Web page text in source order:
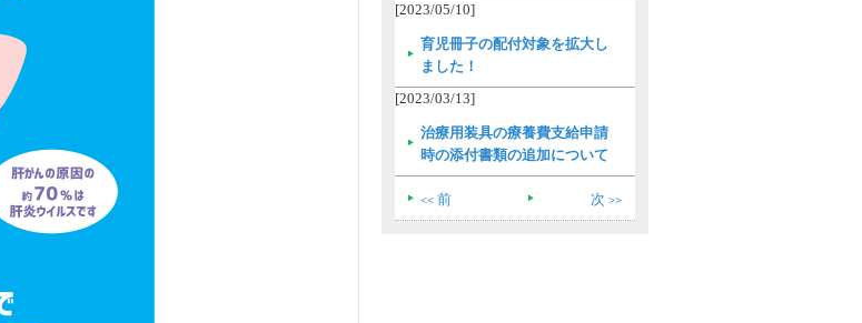
[2023/05/10]
育児冊子の配付対象を拡大し
ました！
[2023/03/13]
治療用装具の療養費支給申請
時の添付書類の追加について
<< 前 次 >>